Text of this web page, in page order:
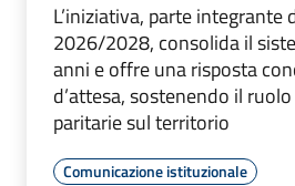
L’iniziativa, parte integrante
2026/2028, consolida il
anni e offre una risposta
d’attesa, sostenendo il
paritarie sul territorio
Comunicazione istituzionale